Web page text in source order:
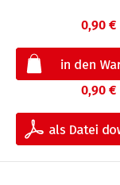
0,90 €
0,90 €